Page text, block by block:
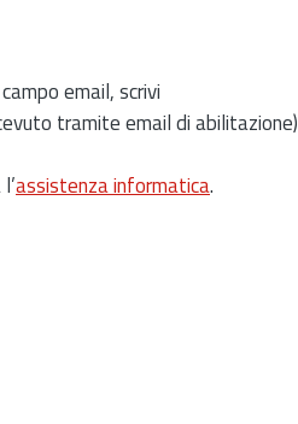
email, scrivi
tramite email di abilitazione)
assistenza informatica.